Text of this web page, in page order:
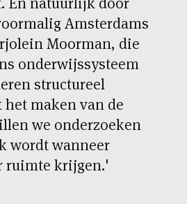
Amsterdams
Moorman, die
onderwijssysteem
structureel
het maken van de
we onderzoeken
wordt wanneer
ruimte krijgen.'